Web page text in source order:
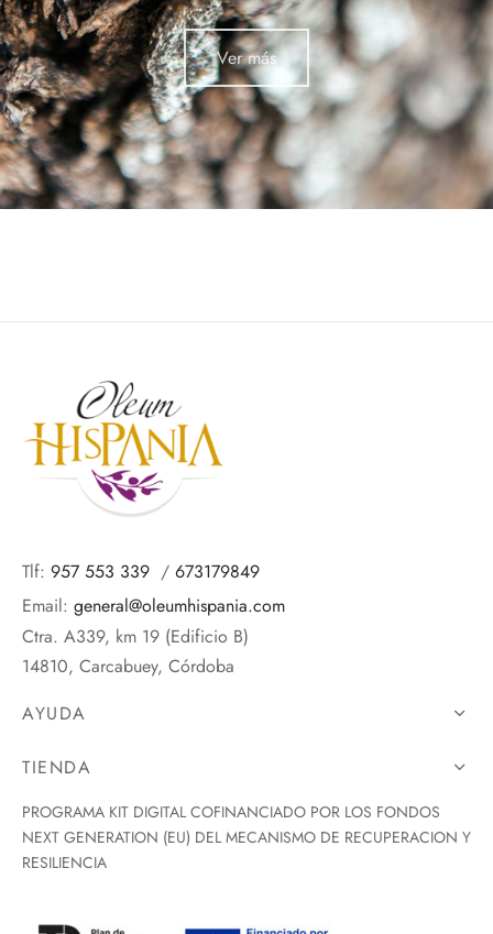
Ver más
Tlf: 957 553 339 / 673179849
Email: general@oleumhispania.com
Ctra. A339, km 19 (Edificio B)
14810, Carcabuey, Córdoba
AYUDA
TIENDA
PROGRAMA KIT DIGITAL COFINANCIADO POR LOS FONDOS
NEXT GENERATION (EU) DEL MECANISMO DE RECUPERACION Y
RESILIENCIA